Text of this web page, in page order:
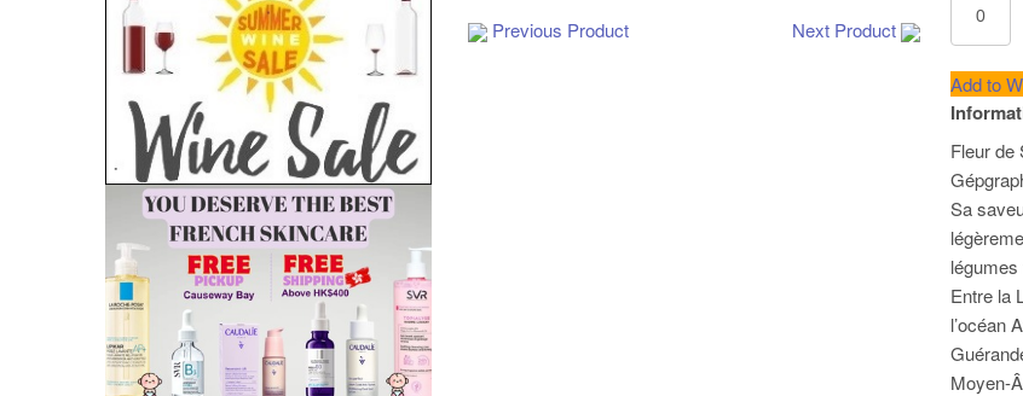
Previous Product
Next Product
Add to
Fleur de
Sa
Entre la
l’océan
Moyen-